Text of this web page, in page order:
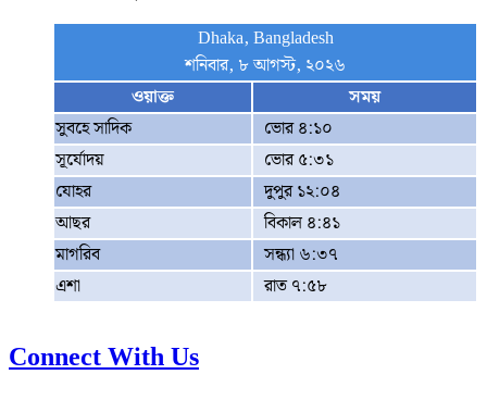
Dhaka, Bangladesh
শনিবার, ৮ আগস্ট, ২০২৬
ওয়াক্ত
সময়
সুবহে সাদিক
ভোর ৪:১০
সূর্যোদয়
ভোর ৫:৩১
যোহর
দুপুর ১২:০৪
আছর
বিকাল ৪:৪১
মাগরিব
সন্ধ্যা ৬:৩৭
এশা
রাত ৭:৫৮
Connect With Us